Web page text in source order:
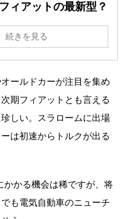
ィアットの最新型？
続きを見る
ールドカーが注目を集め
期フィアットとも言える
しい。スラロームに出場
は初速からトルクが出る
かかる機会は稀ですが、将
も電気自動車のニューチ